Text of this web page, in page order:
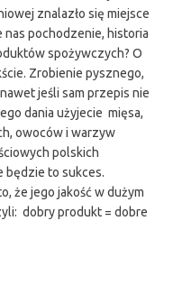
znalazło się miejsce
pochodzenie, historia
spożywczych? O
Zrobienie pysznego,
jeśli sam przepis nie
dania użyjecie mięsa,
owoców i warzyw
polskich
będzie to sukces.
że jego jakość w dużym
dobry produkt = dobre